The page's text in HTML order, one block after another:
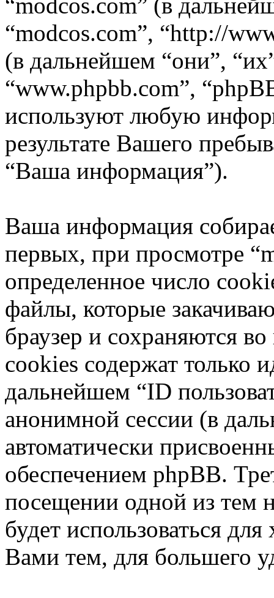
“modcos.com” (в
“modcos.com”, “http://
(в дальнейшем “они”,
“www.phpbb.com”,
используют любую
результате Вашего
“Ваша информация”).
Ваша информация
первых, при просмотре
определенное число
файлы, которые
браузер и сохраняются
cookies содержат только
дальнейшем “ID
анонимной сессии (в
автоматически
обеспечением phpBB.
посещении одной из тем
будет использоваться
Вами тем, для большего